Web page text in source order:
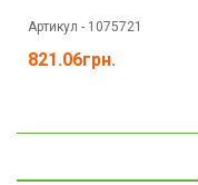
Артикул - 1075721
821.06грн.